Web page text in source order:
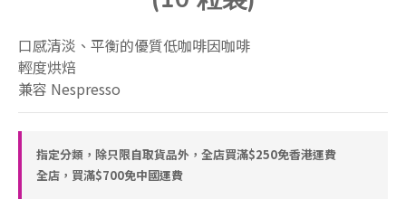
口感清淡、平衡的優質低咖啡因咖啡
輕度烘焙
兼容 Nespresso
指定分類，除只限自取貨品外，全店買滿$250免香港運費
全店，買滿$700免中國運費